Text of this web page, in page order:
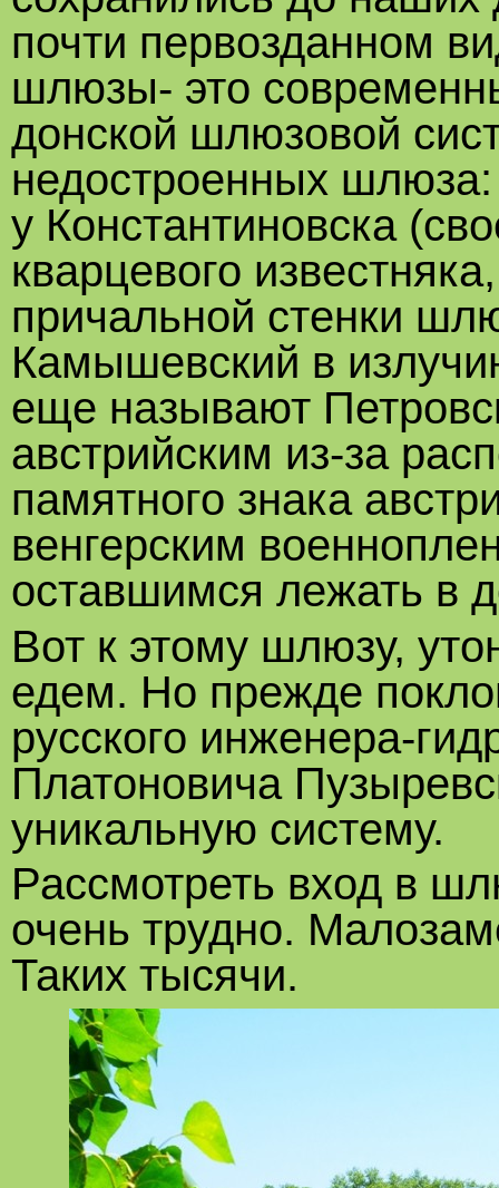
почти первозданном
шлюзы- это
донской шлюзовой
недостроенных
у Константиновска
кварцевого
причальной стенки
Камышевский в
еще называют
австрийским из-за
памятного знака
венгерским
оставшимся лежать в
Вот к этому шлюзу,
едем. Но прежде
русского инженера-
Платоновича
уникальную систему.
Рассмотреть вход в
очень трудно.
Таких тысячи.